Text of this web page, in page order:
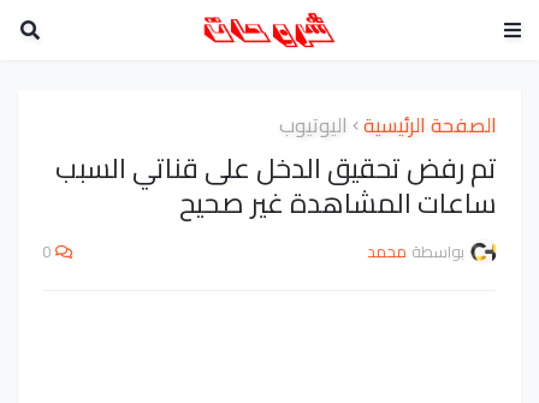
الصفحة الرئيسية اليوتيوب
تم رفض تحقيق الدخل على قناتي السبب
ساعات المشاهدة غير صحيح
بواسطة محمد 0